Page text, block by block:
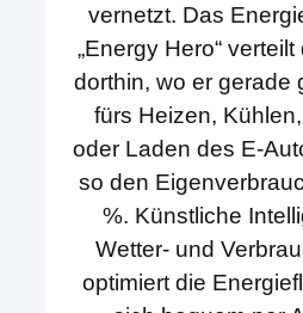
vernetzt. Das
„Energy Hero“
dorthin, wo er gerade
fürs Heizen,
oder Laden des E-
so den
%. Künstliche
Wetter- und
optimiert die